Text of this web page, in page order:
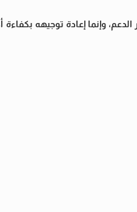
وإنما إعادة توجيهه بكفاءة